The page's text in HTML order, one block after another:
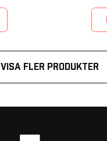
VISA FLER PRODUKTER